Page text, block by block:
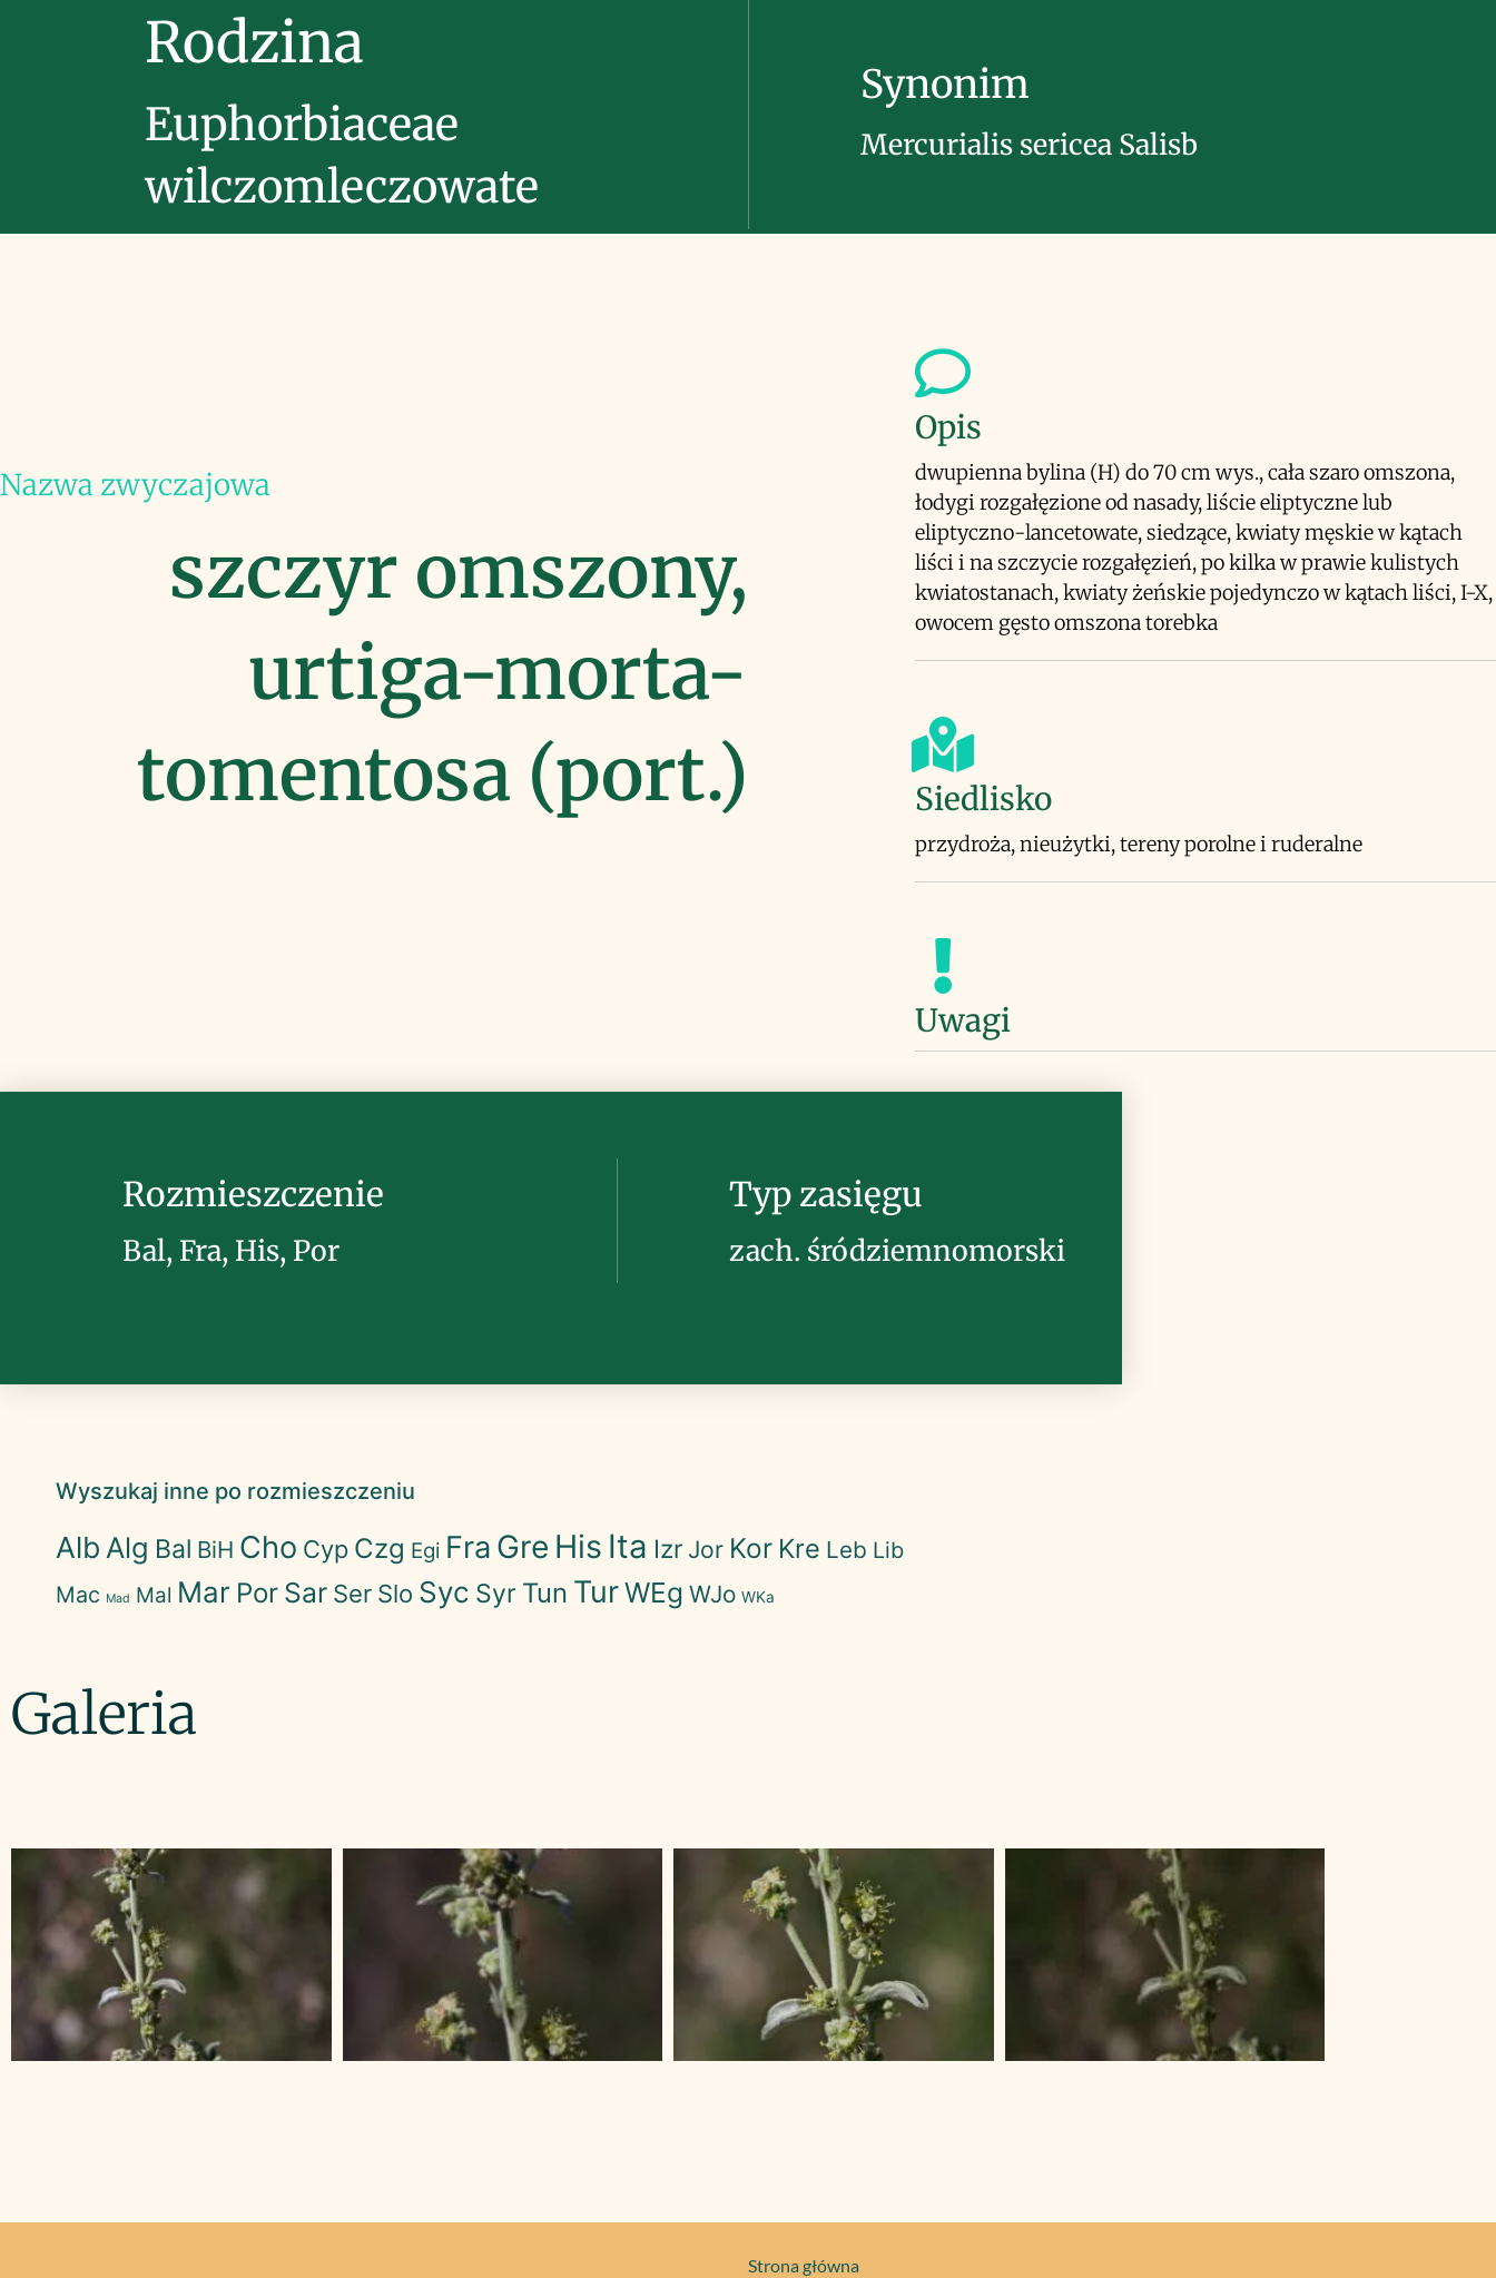
Rodzina
Euphorbiaceae
wilczomleczowate
Synonim
Mercurialis sericea Salisb
Nazwa zwyczajowa
szczyr omszony,
urtiga-morta-
tomentosa (port.)
Opis
dwupienna bylina (H) do 70 cm wys., cała szaro omszona,
łodygi rozgałęzione od nasady, liście eliptyczne lub
eliptyczno-lancetowate, siedzące, kwiaty męskie w kątach
liści i na szczycie rozgałęzień, po kilka w prawie kulistych
kwiatostanach, kwiaty żeńskie pojedynczo w kątach liści, I-X,
owocem gęsto omszona torebka
Siedlisko
przydroża, nieużytki, tereny porolne i ruderalne
Uwagi
Rozmieszczenie
Bal, Fra, His, Por
Typ zasięgu
zach. śródziemnomorski
Wyszukaj inne po rozmieszczeniu
Alb Alg Bal BiH Cho Cyp Czg Egi Fra Gre His Ita Izr Jor Kor Kre Leb Lib
Mac Mad Mal Mar Por Sar Ser Slo Syc Syr Tun TurWEg WJo WKa
Galeria
Strona główna